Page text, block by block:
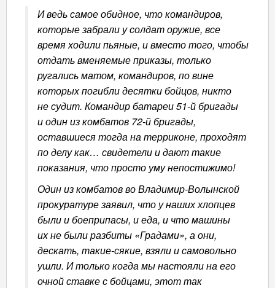
И ведь самое обидное, что командиров,
которые забрали у солдат оружие, все
время ходили пьяные, и вместо того, чтобы
отдать вменяемые приказы, только
ругались матом, командиров, по вине
которых погибли десятки бойцов, никто
не судит. Командир батареи 51-й бригады
и один из комбатов 72-й бригады,
оставшиеся тогда на терриконе, проходят
по делу как… свидетели и дают такие
показания, что просто уму непостижимо!
Один из комбатов во Владимир-Волынской
прокуратуре заявил, что у наших хлопцев
были и боеприпасы, и еда, и что машины
их не были разбиты «Градами», а они,
дескать, такие-сякие, взяли и самовольно
ушли. И только когда мы настояли на его
очной ставке с бойцами, этот так